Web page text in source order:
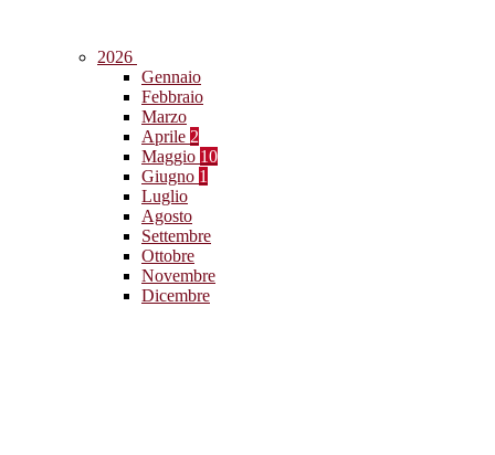
2026
Gennaio
Febbraio
Marzo
Aprile 2
Maggio 10
Giugno 1
Luglio
Agosto
Settembre
Ottobre
Novembre
Dicembre